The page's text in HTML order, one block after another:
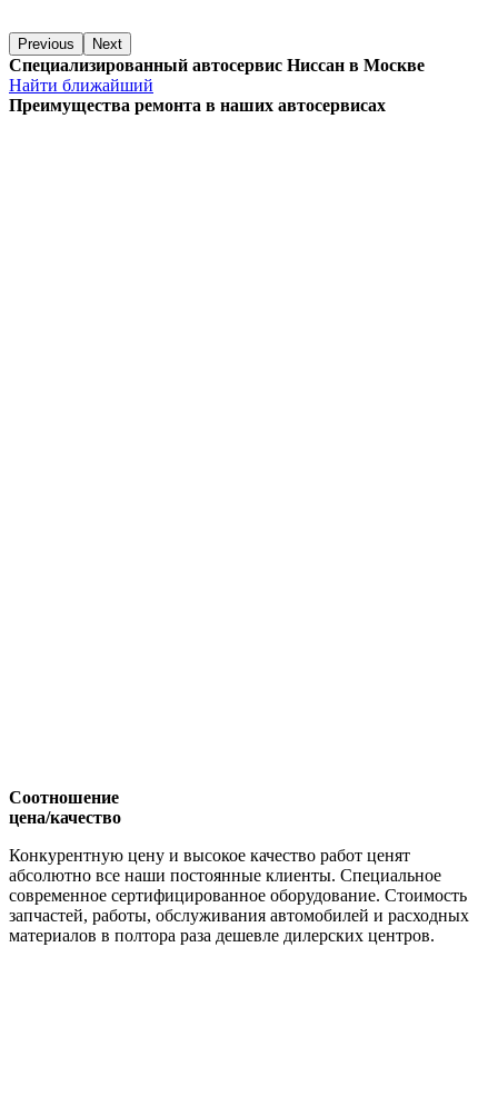
Previous Next
Специализированный автосервис Ниссан в Москве
Найти ближайший
Преимущества ремонта в наших автосервисах
Соотношение
цена/качество
Конкурентную цену и высокое качество работ ценят
абсолютно все наши постоянные клиенты. Специальное
современное сертифицированное оборудование. Стоимость
запчастей, работы, обслуживания автомобилей и расходных
материалов в полтора раза дешевле дилерских центров.